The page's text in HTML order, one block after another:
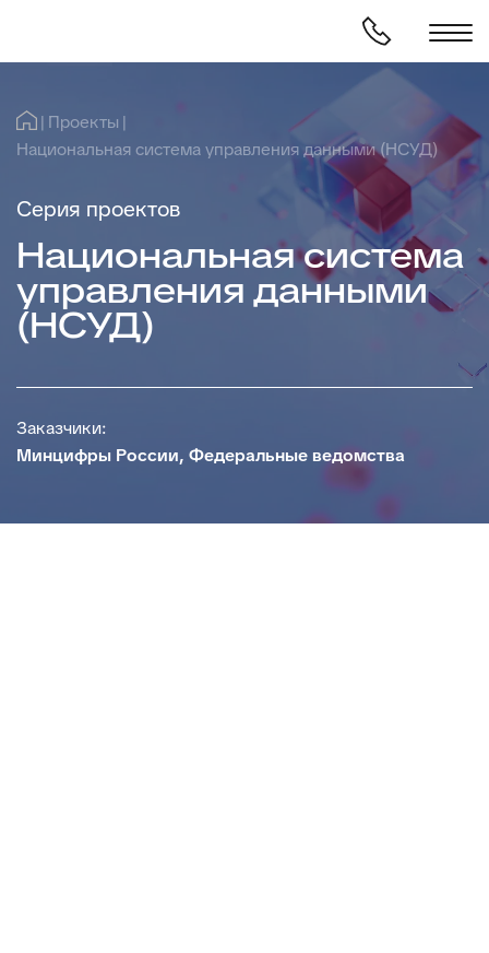
Проекты
Национальная система управления данными (НСУД)
Серия проектов
Национальная система
управления данными
(НСУД)
Заказчики:
Минцифры России, Федеральные ведомства